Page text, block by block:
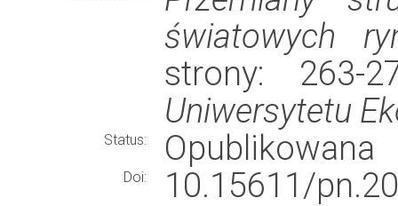
światowych
strony: 263-
Uniwersytetu
Status: Opublikowana
Doi:
10.15611/